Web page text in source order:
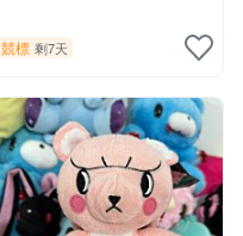
競標 剩7天